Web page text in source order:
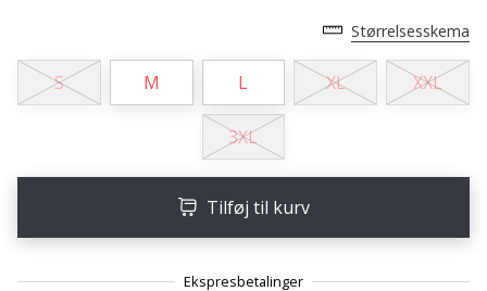
ud
af,
om
•
Størrelsesskema
S M L XL XXL
3XL
Tilføj til kurv